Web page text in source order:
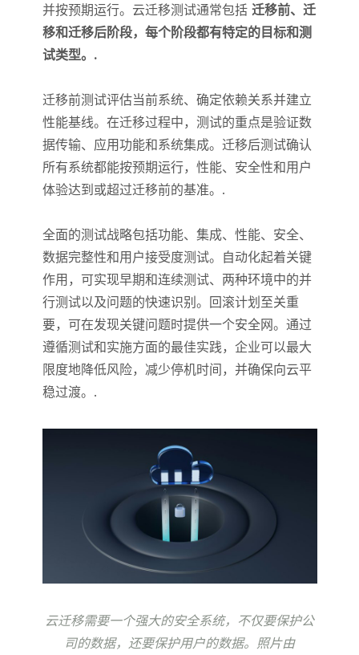
并按预期运行。云迁移测试通常包括 迁移前、迁
移和迁移后阶段，每个阶段都有特定的目标和测
试类型。.
迁移前测试评估当前系统、确定依赖关系并建立
性能基线。在迁移过程中，测试的重点是验证数
据传输、应用功能和系统集成。迁移后测试确认
所有系统都能按预期运行，性能、安全性和用户
体验达到或超过迁移前的基准。.
全面的测试战略包括功能、集成、性能、安全、
数据完整性和用户接受度测试。自动化起着关键
作用，可实现早期和连续测试、两种环境中的并
行测试以及问题的快速识别。回滚计划至关重
要，可在发现关键问题时提供一个安全网。通过
遵循测试和实施方面的最佳实践，企业可以最大
限度地降低风险，减少停机时间，并确保向云平
稳过渡。.
云迁移需要一个强大的安全系统，不仅要保护公
司的数据，还要保护用户的数据。照片由